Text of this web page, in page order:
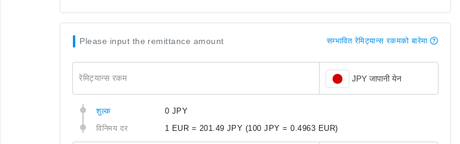
Please input the remittance amount सम्भावित रेमिट्यान्स रकमको बारेमा
रेमिट्यान्स रकम JPY जापानी येन
शुल्क
0 JPY
विनिमय दर
1 EUR = 201.49 JPY (100 JPY = 0.4963 EUR)